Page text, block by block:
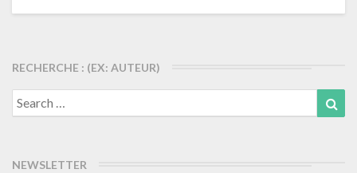
RECHERCHE : (EX: AUTEUR)
Search
for:
NEWSLETTER